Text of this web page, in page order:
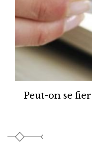
Peut-on se